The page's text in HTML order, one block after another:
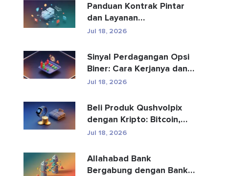
Panduan Kontrak Pintar
dan Layanan
Pengembangan Kontrak
Jul 18, 2026
Sinyal Perdagangan Opsi
Biner: Cara Kerjanya dan
Risikonya
Jul 18, 2026
Beli Produk Qushvolpix
dengan Kripto: Bitcoin,
Pembayaran & Fa...
Jul 18, 2026
Allahabad Bank
Bergabung dengan Bank